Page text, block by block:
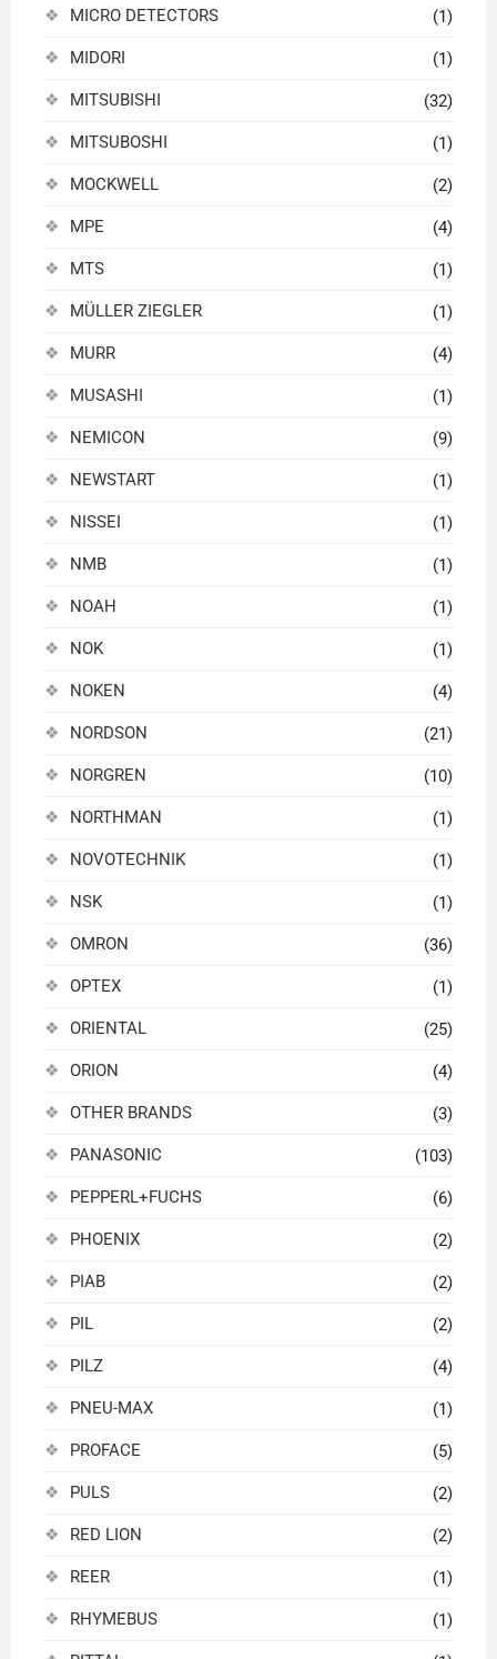
MICRO DETECTORS (1)
MIDORI (1)
MITSUBISHI (32)
MITSUBOSHI (1)
MOCKWELL (2)
MPE (4)
MTS (1)
MÜLLER ZIEGLER (1)
MURR (4)
MUSASHI (1)
NEMICON (9)
NEWSTART (1)
NISSEI (1)
NMB (1)
NOAH (1)
NOK (1)
NOKEN (4)
NORDSON (21)
NORGREN (10)
NORTHMAN (1)
NOVOTECHNIK (1)
NSK (1)
OMRON (36)
OPTEX (1)
ORIENTAL (25)
ORION (4)
OTHER BRANDS (3)
PANASONIC (103)
PEPPERL+FUCHS (6)
PHOENIX (2)
PIAB (2)
PIL (2)
PILZ (4)
PNEU-MAX (1)
PROFACE (5)
PULS (2)
RED LION (2)
REER (1)
RHYMEBUS (1)